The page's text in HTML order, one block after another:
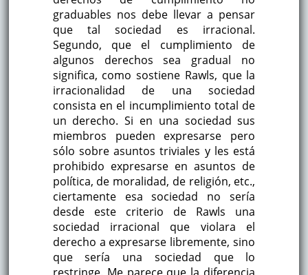
graduables nos debe llevar a pensar
que tal sociedad es irracional.
Segundo, que el cumplimiento de
algunos derechos sea gradual no
significa, como sostiene Rawls, que la
irracionalidad de una sociedad
consista en el incumplimiento total de
un derecho. Si en una sociedad sus
miembros pueden expresarse pero
sólo sobre asuntos triviales y les está
prohibido expresarse en asuntos de
política, de moralidad, de religión, etc.,
ciertamente esa sociedad no sería
desde este criterio de Rawls una
sociedad irracional que violara el
derecho a expresarse libremente, sino
que sería una sociedad que lo